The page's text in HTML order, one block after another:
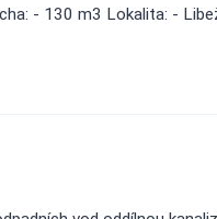
- 130 m3 Lokalita: -